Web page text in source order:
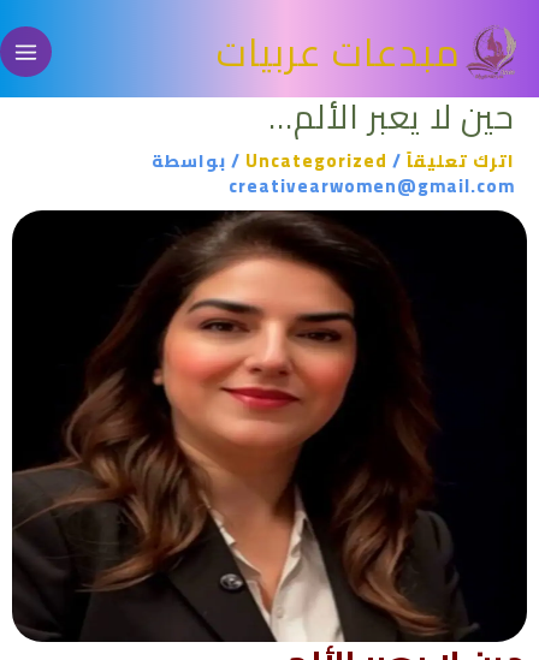
إلى
المحتوىمبدعات عربيات
حين لا يعبر الألم…
اترك تعليقاً/
Uncategorized / بواسطة
creativearwomen@gmail.com